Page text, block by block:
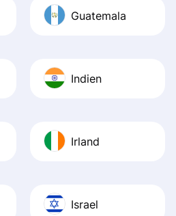
Guatemala
Indien
Irland
Israel